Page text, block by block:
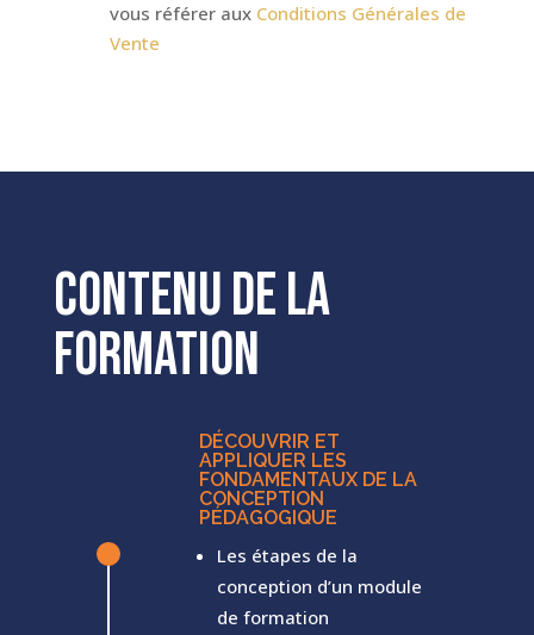
vous référer aux Conditions Générales de
Vente
Contenu de la
formation
^
DÉCOUVRIR ET
APPLIQUER LES
FONDAMENTAUX DE LA
CONCEPTION
PÉDAGOGIQUE
Les étapes de la
conception d’un module
de formation